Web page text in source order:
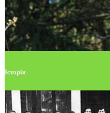
Історія